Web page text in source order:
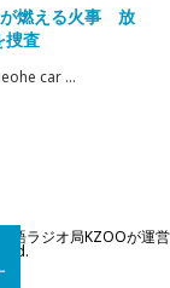
が燃える火事 放
捜査
car ...
語ラジオ局KZOOが運営